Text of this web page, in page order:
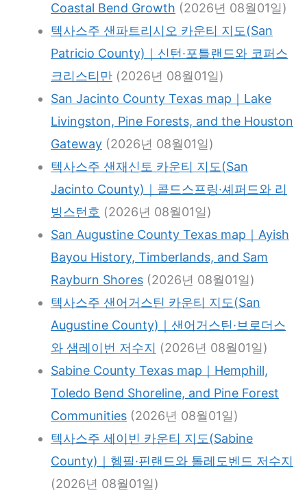
Coastal Bend Growth (2026년 08월01일)
텍사스주 샌파트리시오 카운티 지도(San
Patricio County)｜신턴·포틀랜드와 코퍼스
크리스티만 (2026년 08월01일)
San Jacinto County Texas map｜Lake
Livingston, Pine Forests, and the Houston
Gateway (2026년 08월01일)
텍사스주 샌재신토 카운티 지도(San
Jacinto County)｜콜드스프링·셰퍼드와 리
빙스턴호 (2026년 08월01일)
San Augustine County Texas map｜Ayish
Bayou History, Timberlands, and Sam
Rayburn Shores (2026년 08월01일)
텍사스주 샌어거스틴 카운티 지도(San
Augustine County)｜샌어거스틴·브로더스
와 샘레이번 저수지 (2026년 08월01일)
Sabine County Texas map｜Hemphill,
Toledo Bend Shoreline, and Pine Forest
Communities (2026년 08월01일)
텍사스주 세이빈 카운티 지도(Sabine
County)｜헴필·핀랜드와 톨레도벤드 저수지
(2026년 08월01일)